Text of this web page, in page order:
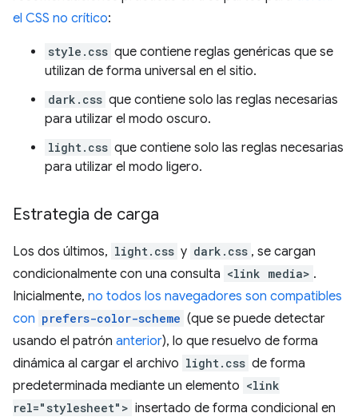
el CSS no crítico:
style.css que contiene reglas genéricas que se
utilizan de forma universal en el sitio.
dark.css que contiene solo las reglas necesarias
para utilizar el modo oscuro.
light.css que contiene solo las reglas necesarias
para utilizar el modo ligero.
Estrategia de carga
Los dos últimos, light.css y dark.css , se cargan
condicionalmente con una consulta <link media> .
Inicialmente, no todos los navegadores son compatibles
con prefers-color-scheme (que se puede detectar
usando el patrón anterior), lo que resuelvo de forma
dinámica al cargar el archivo light.css de forma
predeterminada mediante un elemento <link
rel="stylesheet"> insertado de forma condicional en